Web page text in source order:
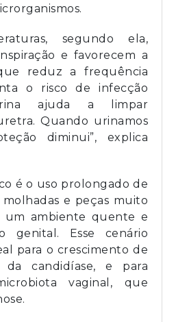
segundo ela,
e favorecem a
reduz a frequência
o risco de infecção
ajuda a limpar
Quando urinamos
diminui”, explica
é o uso prolongado de
e peças muito
um ambiente quente e
genital. Esse cenário
para o crescimento de
candidíase, e para
vaginal, que